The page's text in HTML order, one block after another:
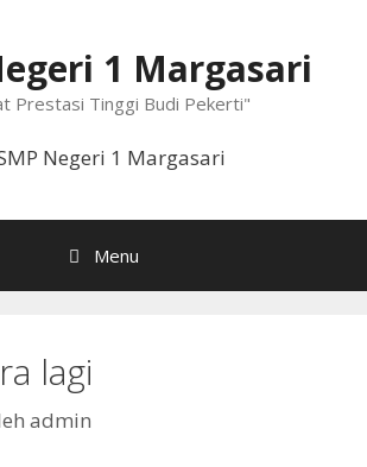
1 Margasari
Prestasi Tinggi Budi Pekerti"
Menu
lagi
admin